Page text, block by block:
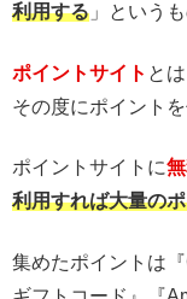
利用する 」という
ポイントサイト と
その度にポイント
ポイントサイトに
利用すれば大量の
集めたポイントは